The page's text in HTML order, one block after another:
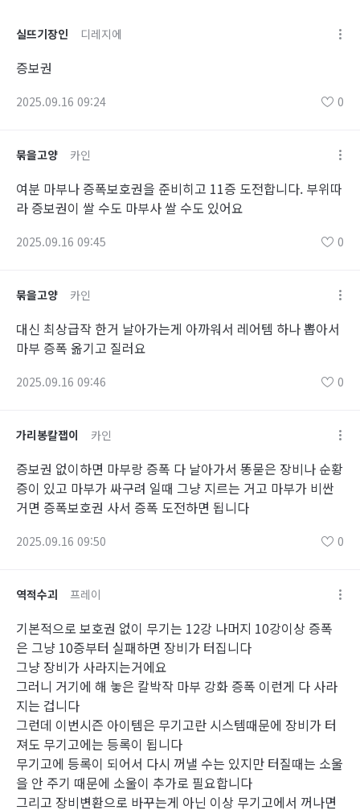
실뜨기장인 디레지에
증보권
2025.09.16 09:24 0
묶을고양 카인
여분 마부나 증폭보호권을 준비히고 11증 도전합니다. 부위따
라 증보권이 쌀 수도 마부사 쌀 수도 있어요
2025.09.16 09:45 0
묶을고양 카인
대신 최상급작 한거 날아가는게 아까워서 레어템 하나 뽑아서
마부 증폭 옮기고 질러요
2025.09.16 09:46 0
가리봉칼잽이 카인
증보권 없이하면 마부랑 증폭 다 날아가서 똥묻은 장비나 순황
증이 있고 마부가 싸구려 일때 그냥 지르는 거고 마부가 비싼
거면 증폭보호권 사서 증폭 도전하면 됩니다
2025.09.16 09:50 0
역적수괴 프레이
기본적으로 보호권 없이 무기는 12강 나머지 10강이상 증폭
은 그냥 10증부터 실패하면 장비가 터집니다
그냥 장비가 사라지는거에요
그러니 거기에 해 놓은 칼박작 마부 강화 증폭 이런게 다 사라
지는 겁니다
그런데 이번시즌 아이템은 무기고란 시스템때문에 장비가 터
져도 무기고에는 등록이 됩니다
무기고에 등록이 되어서 다시 꺼낼 수는 있지만 터질때는 소울
을 안 주기 때문에 소울이 추가로 필요합니다
그리고 장비변환으로 바꾸는게 아닌 이상 무기고에서 꺼나면